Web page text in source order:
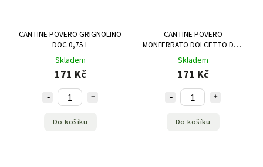
CANTINE POVERO GRIGNOLINO
DOC 0,75 L
Skladem
171 Kč
Do košíku
CANTINE POVERO
MONFERRATO DOLCETTO DOC
0,75 L
Skladem
171 Kč
Do košíku